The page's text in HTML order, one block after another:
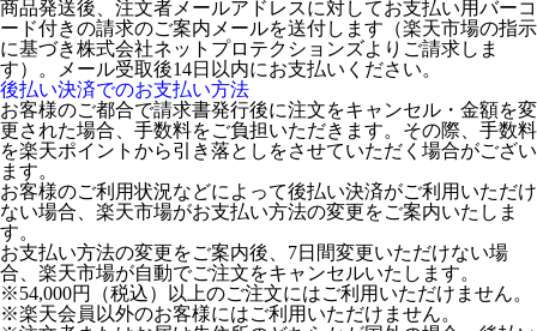
商品発送後、注文者メールアドレスに対してお支払い用バーコ
ード付きの請求のご案内メールを送付します（楽天市場の指示
に基づき株式会社ネットプロテクションズよりご請求しま
す）。メール受取後14日以内にお支払いください。
後払い決済でのお支払い方法
お客様のご都合で請求書発行後に注文をキャンセル・金額を変
更された場合、手数料をご負担いただきます。その際、手数料
を楽天ポイントから引き落としをさせていただく場合がござい
ます。
お客様のご利用状況などによって後払い決済がご利用いただけ
ない場合、楽天市場がお支払い方法の変更をご案内いたしま
す。
お支払い方法の変更をご案内後、7日間変更いただけない場
合、楽天市場が自動でご注文をキャンセルいたします。
※54,000円（税込）以上のご注文にはご利用いただけません。
※楽天会員以外のお客様にはご利用いただけません。